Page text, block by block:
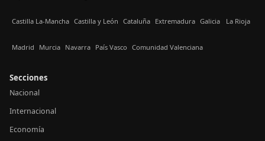
Castilla La-Mancha Castilla y León Cataluña Extremadura Galicia La Rioja
Madrid Murcia Navarra País Vasco Comunidad Valenciana
Secciones
Nacional
Internacional
Economía